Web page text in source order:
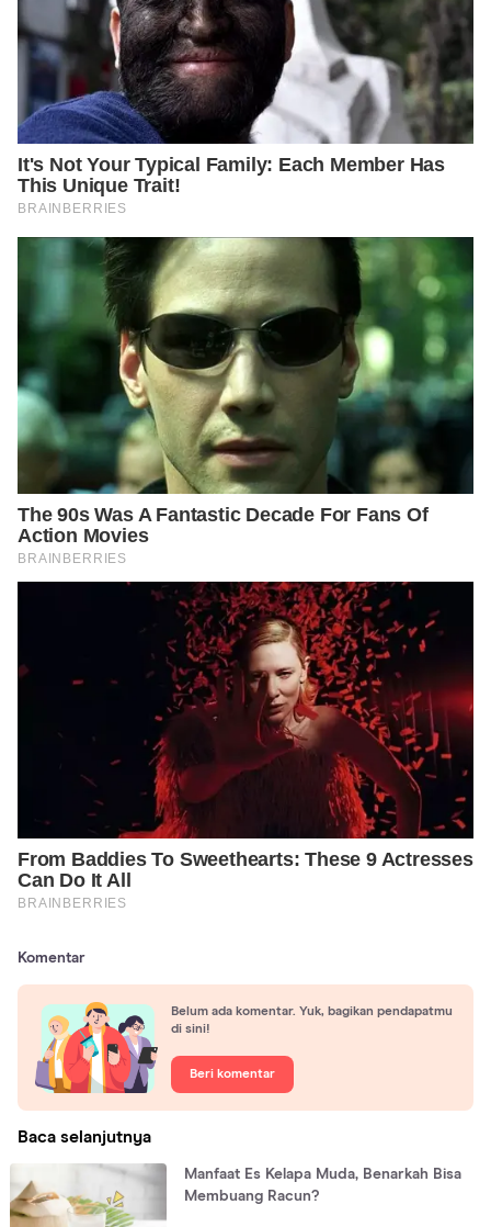
Komentar
Belum ada komentar. Yuk, bagikan pendapatmu
di sini!
Beri komentar
Baca selanjutnya
Manfaat Es Kelapa Muda, Benarkah Bisa
Membuang Racun?